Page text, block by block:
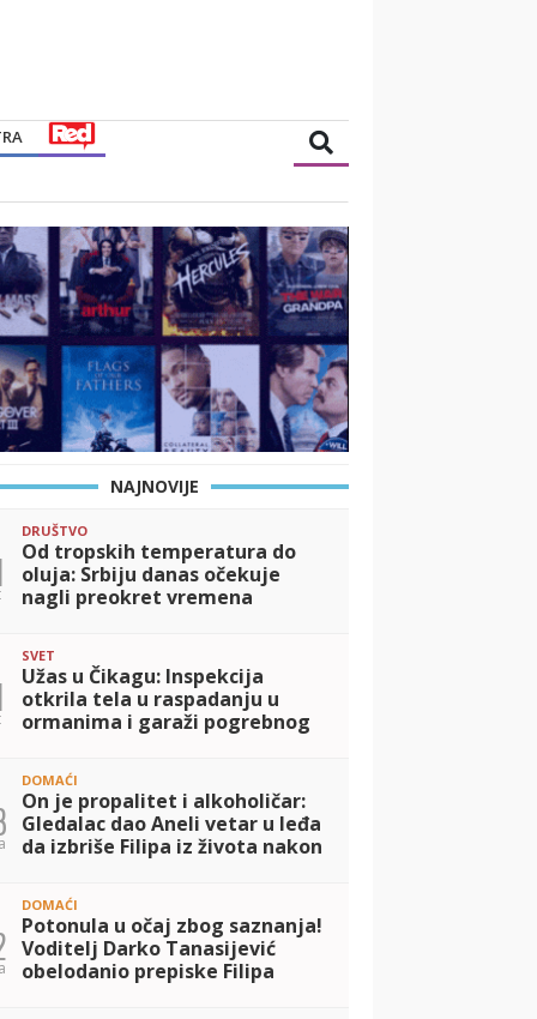
NAJNOVIJE
DRUŠTVO
Od tropskih temperatura do
oluja: Srbiju danas očekuje
nagli preokret vremena
SVET
Užas u Čikagu: Inspekcija
otkrila tela u raspadanju u
ormanima i garaži pogrebnog
DOMAĆI
On je propalitet i alkoholičar:
Gledalac dao Aneli vetar u leđa
da izbriše Filipa iz života nakon
Jovanom Cvijanović! (VIDE
DOMAĆI
Potonula u očaj zbog saznanja!
Voditelj Darko Tanasijević
obelodanio prepiske Filipa